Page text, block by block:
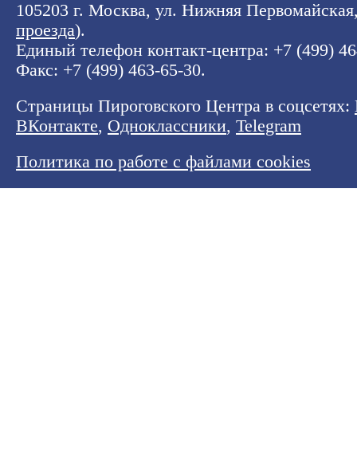
105203 г. Москва, ул. Нижняя
проезда).
Единый телефон контакт-центра: +7 (499)
Факс: +7 (499) 463-65-30.
Страницы Пироговского Центра в соцсетях:
ВКонтакте, Одноклассники, Telegram
Политика по работе с файлами cookies